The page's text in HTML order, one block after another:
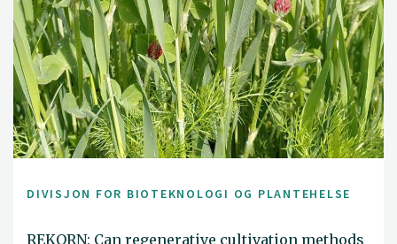
DIVISJON FOR BIOTEKNOLOGI OG PLANTEHELSE
REKORN: Can regenerative cultivation methods